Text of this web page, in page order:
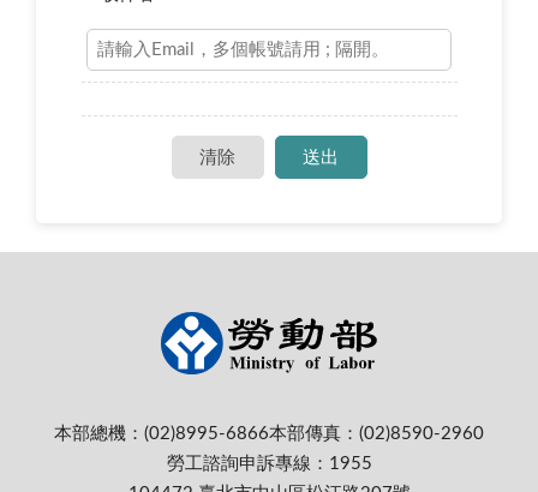
本部總機：(02)8995-6866本部傳真：(02)8590-2960
勞工諮詢申訴專線：1955